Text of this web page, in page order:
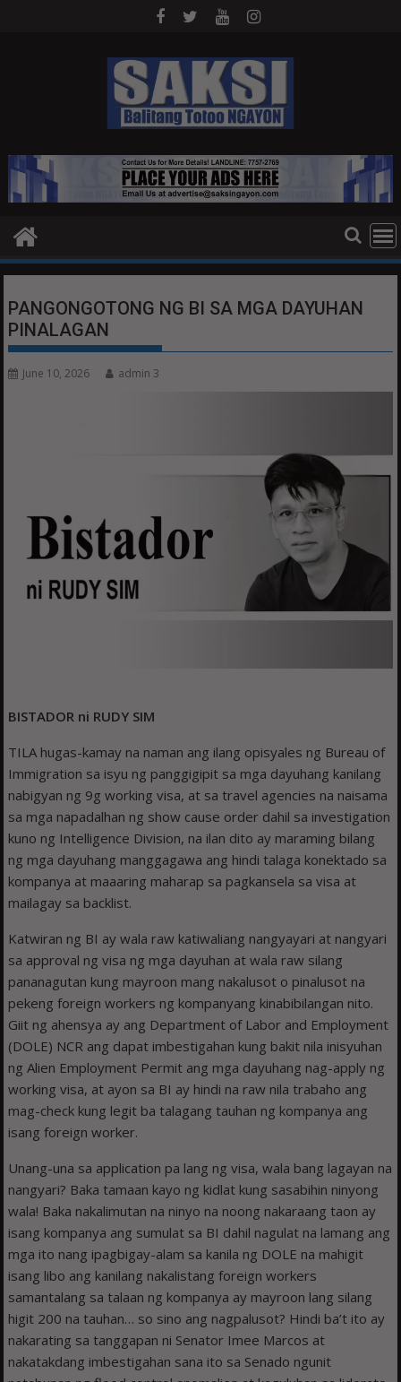
PANGONGOTONG NG BI SA MGA DAYUHAN
PINALAGAN
June 10, 2026 admin 3
BISTADOR ni RUDY SIM
TILA hugas-kamay na naman ang ilang opisyales ng Bureau of
Immigration sa isyu ng panggigipit sa mga dayuhang kanilang
nabigyan ng 9g working visa, at sa travel agencies na naisama
sa mga napadalhan ng show cause order dahil sa investigation
kuno ng Intelligence Division, na ilan dito ay maraming bilang
ng mga dayuhang manggagawa ang hindi talaga konektado sa
kompanya at maaaring maharap sa pagkansela sa visa at
mailagay sa backlist.
Katwiran ng BI ay wala raw katiwaliang nangyayari at nangyari
sa approval ng visa ng mga dayuhan at wala raw silang
pananagutan kung mayroon mang nakalusot o pinalusot na
pekeng foreign workers ng kompanyang kinabibilangan nito.
Giit ng ahensya ay ang Department of Labor and Employment
(DOLE) NCR ang dapat imbestigahan kung bakit nila inisyuhan
ng Alien Employment Permit ang mga dayuhang nag-apply ng
working visa, at ayon sa BI ay hindi na raw nila trabaho ang
mag-check kung legit ba talagang tauhan ng kompanya ang
isang foreign worker.
Unang-una sa application pa lang ng visa, wala bang lagayan na
nangyari? Baka tamaan kayo ng kidlat kung sasabihin ninyong
wala! Baka nakalimutan na ninyo na noong nakaraang taon ay
isang kompanya ang sumulat sa BI dahil nagulat na lamang ang
mga ito nang ipagbigay-alam sa kanila ng DOLE na mahigit
isang libo ang kanilang nakalistang foreign workers
samantalang sa talaan ng kompanya ay mayroon lang silang
higit 200 na tauhan… so sino ang nagpalusot? Hindi ba’t ito ay
nakarating sa tanggapan ni Senator Imee Marcos at
nakatakdang imbestigahan sana ito sa Senado ngunit